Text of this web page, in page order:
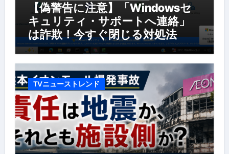
【偽警告に注意】「Windowsセ
キュリティ・サポートへ連絡」
は詐欺！今すぐ閉じる対処法
TVニューストレンド